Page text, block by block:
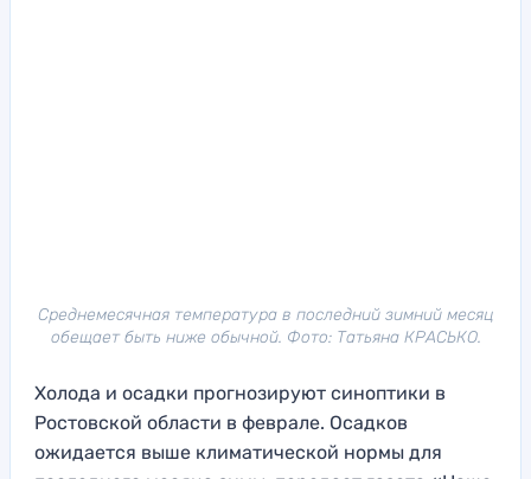
Среднемесячная температура в последний зимний месяц
обещает быть ниже обычной. Фото: Татьяна КРАСЬКО.
Холода и осадки прогнозируют синоптики в
Ростовской области в феврале. Осадков
ожидается выше климатической нормы для